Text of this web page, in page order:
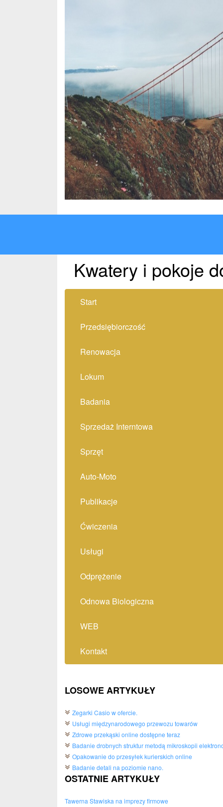
Kwatery i pokoje
Start
Przedsiębiorczość
Renowacja
Lokum
Badania
Sprzedaż Interntowa
Sprzęt
Auto-Moto
Publikacje
Ćwiczenia
Usługi
Odprężenie
Odnowa Biologiczna
WEB
Kontakt
LOSOWE ARTYKUŁY
Zegarki Casio w ofercie.
Usługi międzynarodowego przewozu towarów
Zdrowe przekąski online dostępne teraz
Badanie drobnych struktur metodą mikroskopii
Opakowanie do przesyłek kurierskich online
Badanie detali na poziomie nano.
OSTATNIE ARTYKUŁY
Tawerna Stawiska na imprezy firmowe